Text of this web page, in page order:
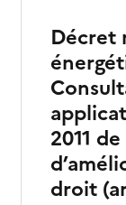
Décret
2011
droit